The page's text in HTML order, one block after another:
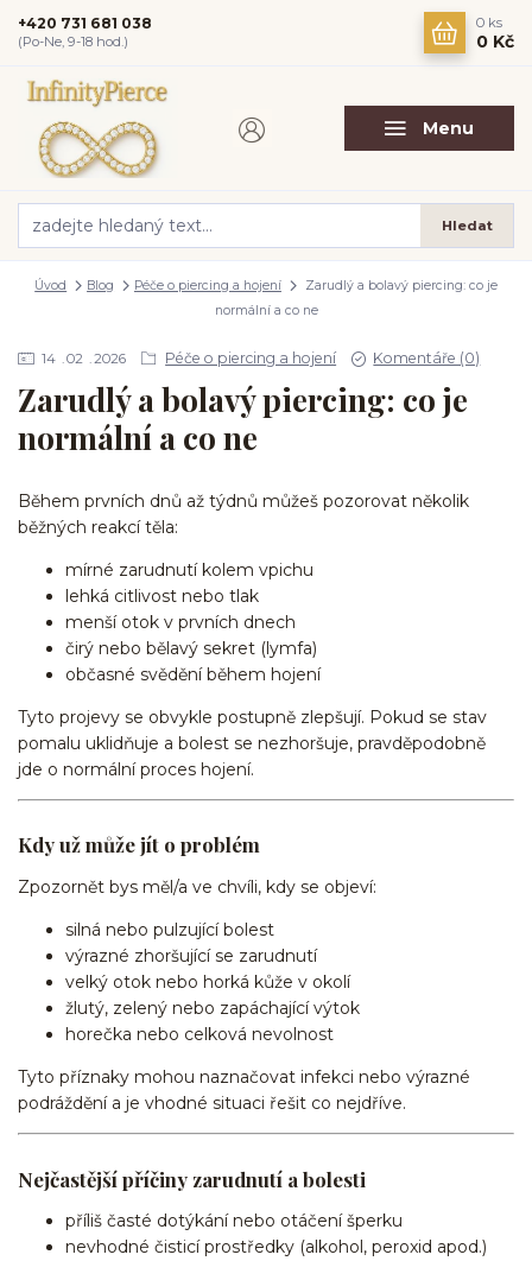
Menu
Hledat
+420 731 681 038
(Po-Ne, 9-18 hod.)
0 ks
0 Kč
Úvod Blog Péče o piercing a hojení
Zarudlý a bolavý piercing: co je
normální a co ne
14 02 2026 Péče o piercing a hojení Komentáře (0)
Zarudlý a bolavý piercing: co je
normální a co ne
Během prvních dnů až týdnů můžeš pozorovat několik
běžných reakcí těla:
mírné zarudnutí kolem vpichu
lehká citlivost nebo tlak
menší otok v prvních dnech
čirý nebo bělavý sekret (lymfa)
občasné svědění během hojení
Tyto projevy se obvykle postupně zlepšují. Pokud se stav
pomalu uklidňuje a bolest se nezhoršuje, pravděpodobně
jde o normální proces hojení.
Kdy už může jít o problém
Zpozornět bys měl/a ve chvíli, kdy se objeví:
silná nebo pulzující bolest
výrazné zhoršující se zarudnutí
velký otok nebo horká kůže v okolí
žlutý, zelený nebo zapáchající výtok
horečka nebo celková nevolnost
Tyto příznaky mohou naznačovat infekci nebo výrazné
podráždění a je vhodné situaci řešit co nejdříve.
Nejčastější příčiny zarudnutí a bolesti
příliš časté dotýkání nebo otáčení šperku
nevhodné čisticí prostředky (alkohol, peroxid apod.)